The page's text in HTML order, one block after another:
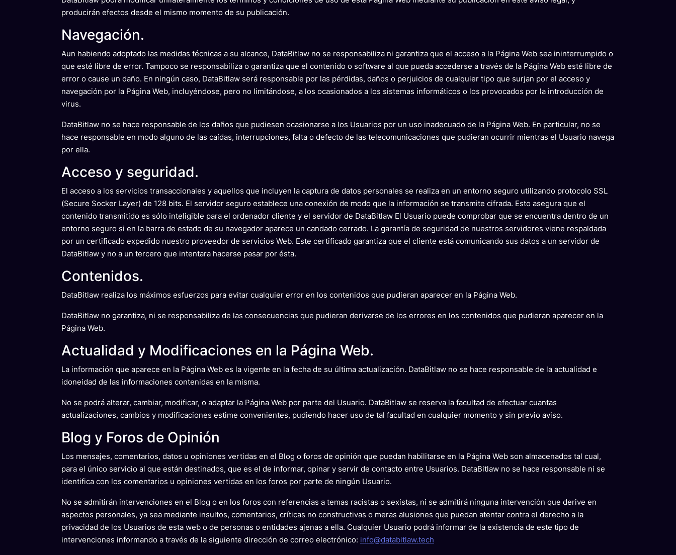
producirán efectos desde el mismo momento de su publicación.
Navegación.
Aun habiendo adoptado las medidas técnicas a su alcance, DataBitlaw no se responsabiliza ni garantiza que el acceso a la Página Web sea ininterrumpido o
que esté libre de error. Tampoco se responsabiliza o garantiza que el contenido o software al que pueda accederse a través de la Página Web esté libre de
error o cause un daño. En ningún caso, DataBitlaw será responsable por las pérdidas, daños o perjuicios de cualquier tipo que surjan por el acceso y
navegación por la Página Web, incluyéndose, pero no limitándose, a los ocasionados a los sistemas informáticos o los provocados por la introducción de
virus.
DataBitlaw no se hace responsable de los daños que pudiesen ocasionarse a los Usuarios por un uso inadecuado de la Página Web. En particular, no se
hace responsable en modo alguno de las caídas, interrupciones, falta o defecto de las telecomunicaciones que pudieran ocurrir mientras el Usuario navega
por ella.
Acceso y seguridad.
El acceso a los servicios transaccionales y aquellos que incluyen la captura de datos personales se realiza en un entorno seguro utilizando protocolo SSL
(Secure Socker Layer) de 128 bits. El servidor seguro establece una conexión de modo que la información se transmite cifrada. Esto asegura que el
contenido transmitido es sólo inteligible para el ordenador cliente y el servidor de DataBitlaw El Usuario puede comprobar que se encuentra dentro de un
entorno seguro si en la barra de estado de su navegador aparece un candado cerrado. La garantía de seguridad de nuestros servidores viene respaldada
por un certificado expedido nuestro proveedor de servicios Web. Este certificado garantiza que el cliente está comunicando sus datos a un servidor de
DataBitlaw y no a un tercero que intentara hacerse pasar por ésta.
Contenidos.
DataBitlaw realiza los máximos esfuerzos para evitar cualquier error en los contenidos que pudieran aparecer en la Página Web.
DataBitlaw no garantiza, ni se responsabiliza de las consecuencias que pudieran derivarse de los errores en los contenidos que pudieran aparecer en la
Página Web.
Actualidad y Modificaciones en la Página Web.
La información que aparece en la Página Web es la vigente en la fecha de su última actualización. DataBitlaw no se hace responsable de la actualidad e
idoneidad de las informaciones contenidas en la misma.
No se podrá alterar, cambiar, modificar, o adaptar la Página Web por parte del Usuario. DataBitlaw se reserva la facultad de efectuar cuantas
actualizaciones, cambios y modificaciones estime convenientes, pudiendo hacer uso de tal facultad en cualquier momento y sin previo aviso.
Blog y Foros de Opinión
Los mensajes, comentarios, datos u opiniones vertidas en el Blog o foros de opinión que puedan habilitarse en la Página Web son almacenados tal cual,
para el único servicio al que están destinados, que es el de informar, opinar y servir de contacto entre Usuarios. DataBitlaw no se hace responsable ni se
identifica con los comentarios u opiniones vertidas en los foros por parte de ningún Usuario.
No se admitirán intervenciones en el Blog o en los foros con referencias a temas racistas o sexistas, ni se admitirá ninguna intervención que derive en
aspectos personales, ya sea mediante insultos, comentarios, críticas no constructivas o meras alusiones que puedan atentar contra el derecho a la
privacidad de los Usuarios de esta web o de personas o entidades ajenas a ella. Cualquier Usuario podrá informar de la existencia de este tipo de
intervenciones informando a través de la siguiente dirección de correo electrónico: info@databitlaw.tech